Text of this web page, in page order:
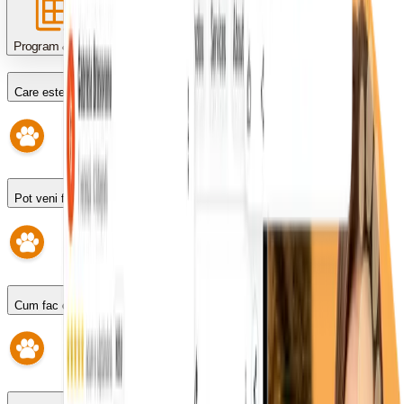
Program & programări
Care este programul?
Pot veni fără programare?
Cum fac o programare?